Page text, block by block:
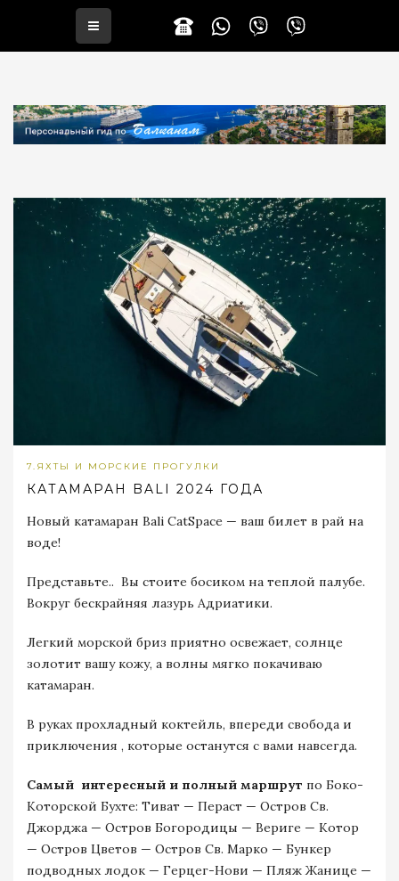
7.ЯХТЫ И МОРСКИЕ ПРОГУЛКИ
КАТАМАРАН BALI 2024 ГОДА
Новый катамаран Bali СatSpace — ваш билет в рай на
воде!
Представьте.. Вы стоите босиком на теплой палубе.
Вокруг бескрайняя лазурь Адриатики.
Легкий морской бриз приятно освежает, солнце
золотит вашу кожу, а волны мягко покачиваю
катамаран.
В руках прохладный коктейль, впереди свобода и
приключения , которые останутся с вами навсегда.
Самый интересный и полный маршрут по Боко-
Которской Бухте: Тиват — Пераст — Остров Св.
Джорджа — Остров Богородицы — Вериге — Котор
— Остров Цветов — Остров Св. Марко — Бункер
подводных лодок — Герцег-Нови — Пляж Жанице —